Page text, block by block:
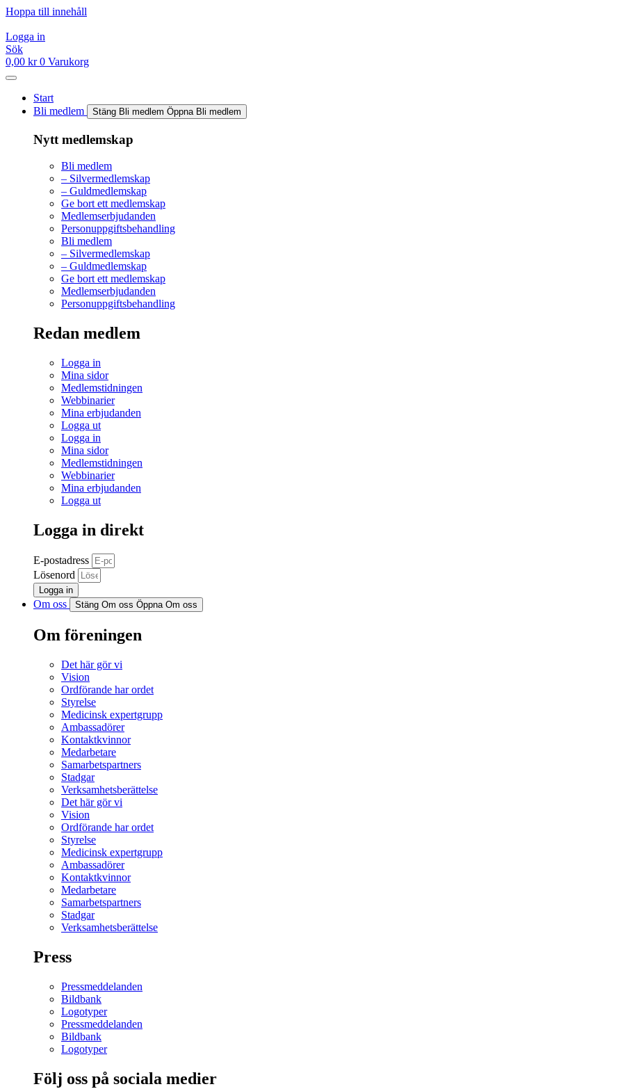
Hoppa till innehåll
Logga in
Sök
0,00 kr 0 Varukorg
Start
Bli medlem
Stäng Bli medlem Öppna Bli medlem
Nytt medlemskap
Bli medlem
– Silvermedlemskap
– Guldmedlemskap
Ge bort ett medlemskap
Medlemserbjudanden
Personuppgiftsbehandling
Bli medlem
– Silvermedlemskap
– Guldmedlemskap
Ge bort ett medlemskap
Medlemserbjudanden
Personuppgiftsbehandling
Redan medlem
Logga in
Mina sidor
Medlemstidningen
Webbinarier
Mina erbjudanden
Logga ut
Logga in
Mina sidor
Medlemstidningen
Webbinarier
Mina erbjudanden
Logga ut
Logga in direkt
E-postadress
Lösenord
Logga in
Om oss Stäng Om oss Öppna Om oss
Om föreningen
Det här gör vi
Vision
Ordförande har ordet
Styrelse
Medicinsk expertgrupp
Ambassadörer
Kontaktkvinnor
Medarbetare
Samarbetspartners
Stadgar
Verksamhetsberättelse
Det här gör vi
Vision
Ordförande har ordet
Styrelse
Medicinsk expertgrupp
Ambassadörer
Kontaktkvinnor
Medarbetare
Samarbetspartners
Stadgar
Verksamhetsberättelse
Press
Pressmeddelanden
Bildbank
Logotyper
Pressmeddelanden
Bildbank
Logotyper
Följ oss på sociala medier